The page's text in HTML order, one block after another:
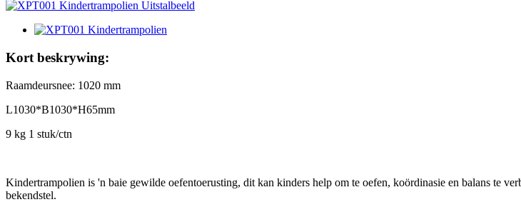
Kort beskrywing:
Raamdeursnee: 1020 mm
L1030*B1030*H65mm
9 kg 1 stuk/ctn
Kindertrampolien is 'n baie gewilde oefentoerusting, dit kan kinders help om te oefen, koördinasie en balans te
bekendstel.